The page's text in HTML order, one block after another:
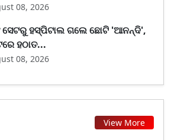
08, 2026
ସେଟରୁ ହସ୍ପିଟାଲ ଗଲେ ଛୋଟି 'ଆନନ୍ଦି',
ହଠାତ...
08, 2026
View More